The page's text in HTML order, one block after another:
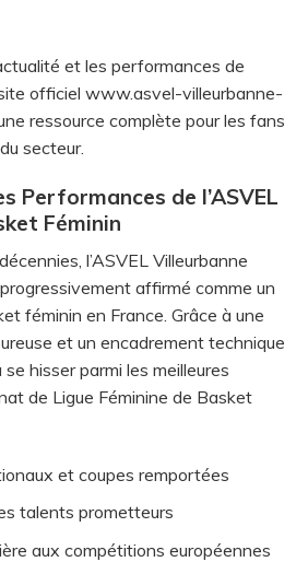
et les performances de
officiel www.asvel-villeurbanne-
une ressource complète pour les fans
secteur.
Performances de l’ASVEL
Féminin
l’ASVEL Villeurbanne
affirmé comme un
féminin en France. Grâce à une
et un encadrement technique
hisser parmi les meilleures
de Ligue Féminine de Basket
et coupes remportées
talents prometteurs
aux compétitions européennes